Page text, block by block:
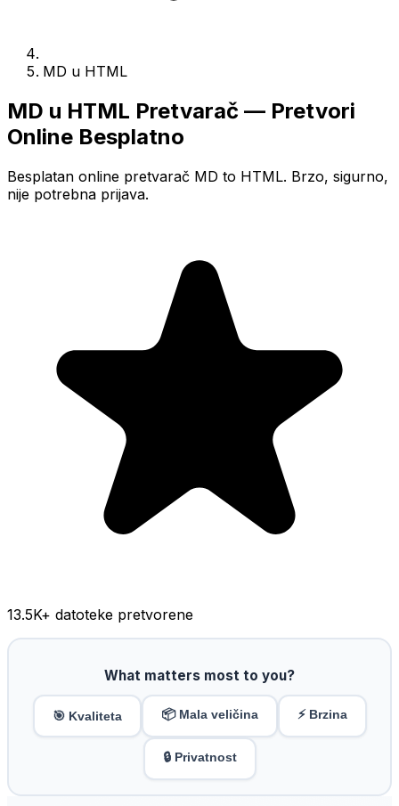
MD u HTML
MD u HTML Pretvarač — Pretvori
Online Besplatno
Besplatan online pretvarač MD to HTML. Brzo, sigurno,
nije potrebna prijava.
13.5K+ datoteke pretvorene
What matters most to you?
🎯 Kvaliteta 📦 Mala veličina ⚡ Brzina
🔒 Privatnost